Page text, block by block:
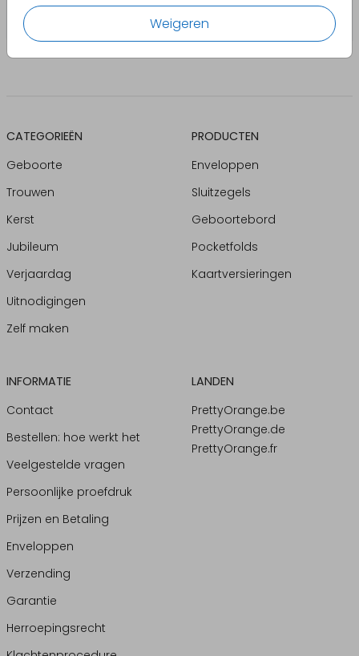
Weigeren
CATEGORIEËN
Geboorte
Trouwen
Kerst
Jubileum
Verjaardag
Uitnodigingen
Zelf maken
PRODUCTEN
Enveloppen
Sluitzegels
Geboortebord
Pocketfolds
Kaartversieringen
INFORMATIE
Contact
Bestellen: hoe werkt het
Veelgestelde vragen
Persoonlijke proefdruk
Prijzen en Betaling
Enveloppen
Verzending
Garantie
Herroepingsrecht
LANDEN
PrettyOrange.be
PrettyOrange.de
PrettyOrange.fr